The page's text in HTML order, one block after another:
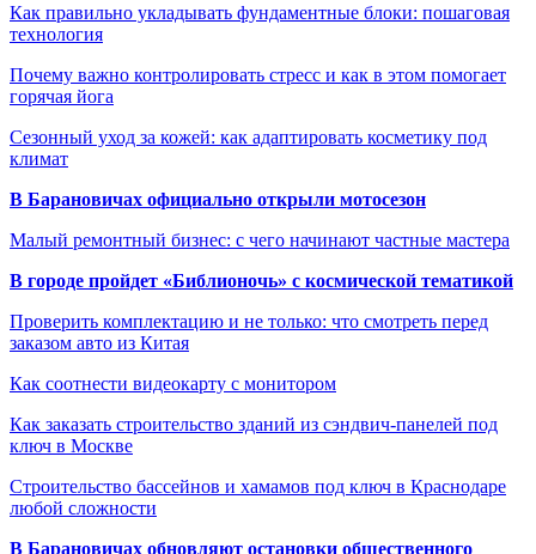
Как правильно укладывать фундаментные блоки: пошаговая
технология
Почему важно контролировать стресс и как в этом помогает
горячая йога
Сезонный уход за кожей: как адаптировать косметику под
климат
В Барановичах официально открыли мотосезон
Малый ремонтный бизнес: с чего начинают частные мастера
В городе пройдет «Библионочь» с космической тематикой
Проверить комплектацию и не только: что смотреть перед
заказом авто из Китая
Как соотнести видеокарту с монитором
Как заказать строительство зданий из сэндвич-панелей под
ключ в Москве
Строительство бассейнов и хамамов под ключ в Краснодаре
любой сложности
В Барановичах обновляют остановки общественного